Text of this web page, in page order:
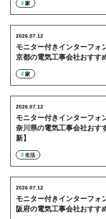
家
モニター付きインターフォ
京都の電気工事会社おすす
2026.07.12
家
モニター付きインターフォ
奈川県の電気工事会社おす
新】
2026.07.12
生活
モニター付きインターフォ
阪府の電気工事会社おすす
2026.07.12